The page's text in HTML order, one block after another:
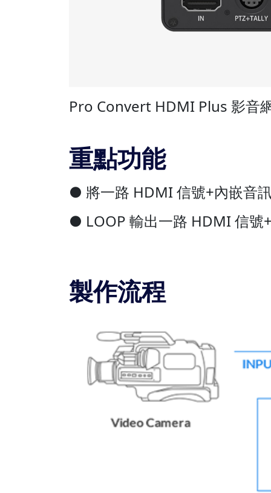
Pro Convert HDMI Plus 影音
重點功能
● 將一路 HDMI 信號+內嵌音
● LOOP 輸出一路 HDMI 信號
製作流程